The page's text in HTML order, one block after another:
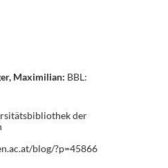
Maximilian: BBL:
der
blog/?p=45866